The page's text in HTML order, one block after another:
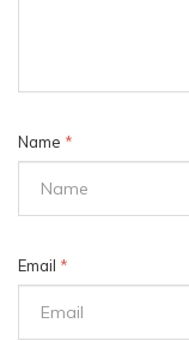
Name *
Email *